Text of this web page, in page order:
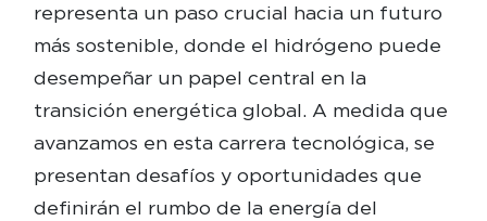
representa un paso crucial hacia un futuro
más sostenible, donde el hidrógeno puede
desempeñar un papel central en la
transición energética global. A medida que
avanzamos en esta carrera tecnológica, se
presentan desafíos y oportunidades que
definirán el rumbo de la energía del